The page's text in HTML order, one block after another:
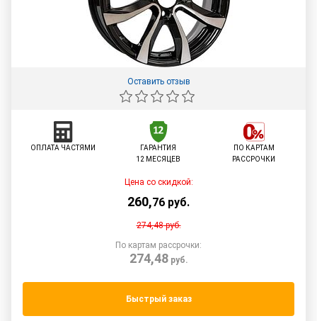
Оставить отзыв
ОПЛАТА ЧАСТЯМИ
ГАРАНТИЯ
12 МЕСЯЦЕВ
ПО КАРТАМ
РАССРОЧКИ
Цена со скидкой:
260,76 руб.
274,48руб.
По картам рассрочки:
274,48руб.
Быстрый заказ